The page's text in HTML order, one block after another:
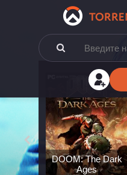
The
DOOM: The Dark
Ages